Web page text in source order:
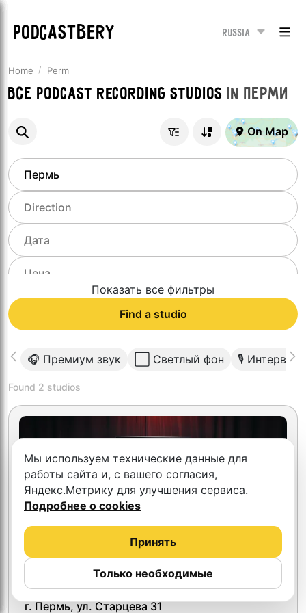
PODCASTBERY Russia
Home Perm
Все Podcast recording studios in Перми
On Map
Показать все фильтры
Find a studio
🎧 Премиум звук ⬜️ Светлый фон 🎙 Интервью
Found 2 studios
ДН studio
г. Пермь, ул. Старцева 31
Мы используем технические данные для
работы сайта и, с вашего согласия,
Яндекс.Метрику для улучшения сервиса.
Подробнее о cookies
Только необходимые
Принять